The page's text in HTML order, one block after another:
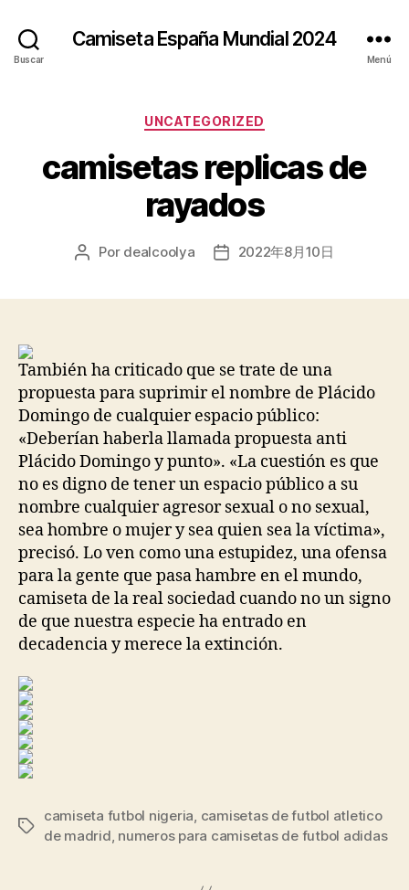
Buscar
Camiseta España Mundial 2024
Menú
Categorías
UNCATEGORIZED
camisetas replicas de
rayados
Autor
Por dealcoolya
Fecha2022年8月10日
También ha criticado que se trate de una
propuesta para suprimir el nombre de Plácido
Domingo de cualquier espacio público:
«Deberían haberla llamada propuesta anti
Plácido Domingo y punto». «La cuestión es que
no es digno de tener un espacio público a su
nombre cualquier agresor sexual o no sexual,
sea hombre o mujer y sea quien sea la víctima»,
precisó. Lo ven como una estupidez, una ofensa
para la gente que pasa hambre en el mundo,
camiseta de la real sociedad cuando no un signo
de que nuestra especie ha entrado en
decadencia y merece la extinción.
Etiquetas
camiseta futbol nigeria, camisetas de futbol atletico
de madrid, numeros para camisetas de futbol adidas